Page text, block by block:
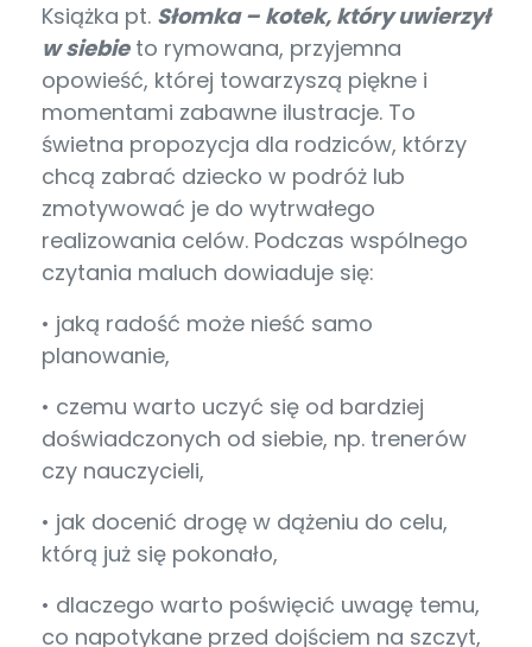
Książka pt. Słomka – kotek, który uwierzył
w siebieto rymowana, przyjemna
opowieść, której towarzyszą piękne i
momentami zabawne ilustracje. To
świetna propozycja dla rodziców, którzy
chcą zabrać dziecko w podróż lub
zmotywować je do wytrwałego
realizowania celów. Podczas wspólnego
czytania maluch dowiaduje się:
• jaką radość może nieść samo
planowanie,
• czemu warto uczyć się od bardziej
doświadczonych od siebie, np. trenerów
czy nauczycieli,
• jak docenić drogę w dążeniu do celu,
którą już się pokonało,
• dlaczego warto poświęcić uwagę temu,
co napotykane przed dojściem na szczyt,